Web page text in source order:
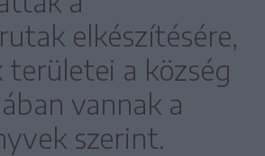
elkészítésére,
területei a község
vannak a
szerint.